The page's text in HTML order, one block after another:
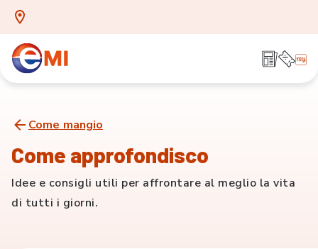
Come mangio
Come approfondisco
Idee e consigli utili per affrontare al meglio la vita
di tutti i giorni.